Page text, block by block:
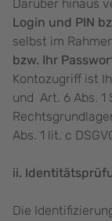
Darüber hinaus
Login und PIN
selbst im
bzw. Ihr
Kontozugriff ist
und Art. 6 Abs. 1
Abs. 1 lit. c
ii.
Die